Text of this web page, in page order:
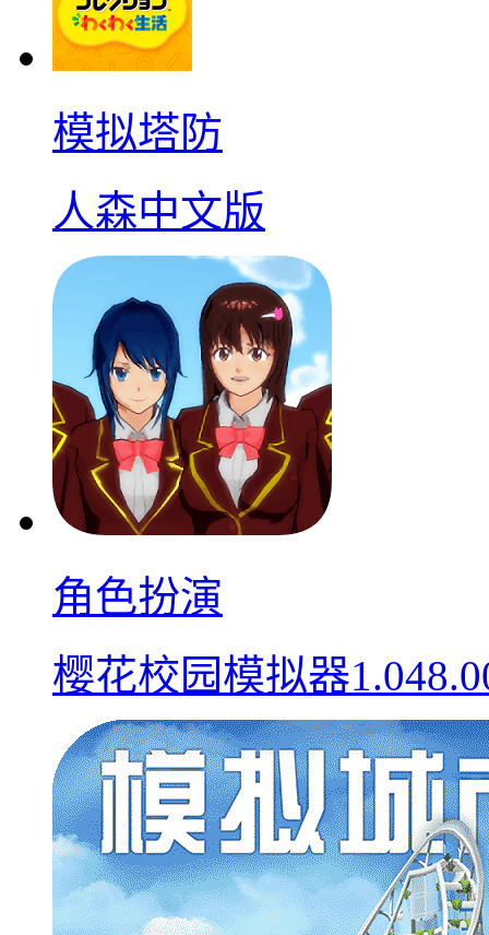
模拟塔防
人森中文版
角色扮演
樱花校园模拟器